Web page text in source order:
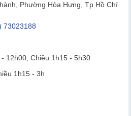
Phường Hòa Hưng, Tp Hồ Chí
73023188
12h00; Chiều 1h15 - 5h30
1h15 - 3h